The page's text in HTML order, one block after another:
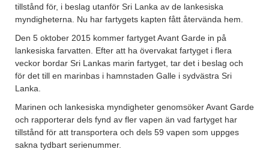
tillstånd för, i beslag utanför Sri Lanka av de lankesiska
myndigheterna. Nu har fartygets kapten fått återvända hem.
Den 5 oktober 2015 kommer fartyget Avant Garde in på
lankesiska farvatten. Efter att ha övervakat fartyget i flera
veckor bordar Sri Lankas marin fartyget, tar det i beslag och
för det till en marinbas i hamnstaden Galle i sydvästra Sri
Lanka.
Marinen och lankesiska myndigheter genomsöker Avant Garde
och rapporterar dels fynd av fler vapen än vad fartyget har
tillstånd för att transportera och dels 59 vapen som uppges
sakna tydbart serienummer.